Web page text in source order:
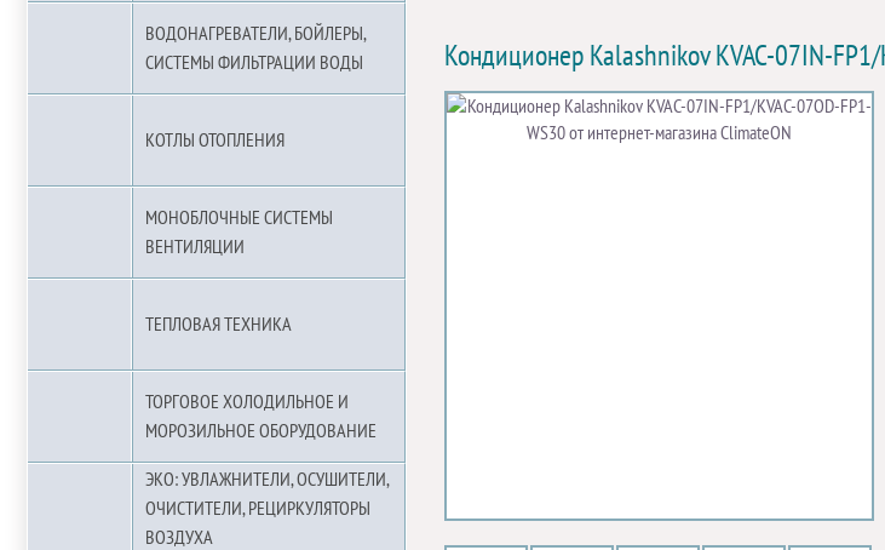
ВОДОНАГРЕВАТЕЛИ, БОЙЛЕРЫ,
СИСТЕМЫ ФИЛЬТРАЦИИ ВОДЫ
КОТЛЫ ОТОПЛЕНИЯ
МОНОБЛОЧНЫЕ СИСТЕМЫ
ВЕНТИЛЯЦИИ
ТЕПЛОВАЯ ТЕХНИКА
ТОРГОВОЕ ХОЛОДИЛЬНОЕ И
МОРОЗИЛЬНОЕ ОБОРУДОВАНИЕ
ЭКО: УВЛАЖНИТЕЛИ, ОСУШИТЕЛИ,
ОЧИСТИТЕЛИ, РЕЦИРКУЛЯТОРЫ
ВОЗДУХА
Кондиционер Kalashnikov KVAC-07IN-